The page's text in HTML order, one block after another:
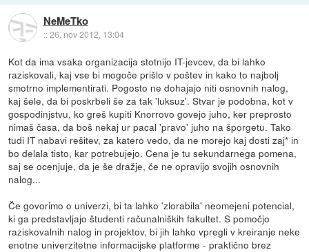
NeMeTko
::26. nov 2012, 13:04
Kot da ima vsaka organizacija stotnijo IT-jevcev, da bi lahko
raziskovali, kaj vse bi mogoče prišlo v poštev in kako to najbolj
smotrno implementirati. Pogosto ne dohajajo niti osnovnih nalog,
kaj šele, da bi poskrbeli še za tak 'luksuz'. Stvar je podobna, kot v
gospodinjstvu, ko greš kupiti Knorrovo govejo juho, ker preprosto
nimaš časa, da boš nekaj ur pacal 'pravo' juho na šporgetu. Tako
tudi IT nabavi rešitev, za katero vedo, da ne morejo kaj dosti zaj* in
bo delala tisto, kar potrebujejo. Cena je tu sekundarnega pomena,
saj se ocenjuje, da je še dražje, če ne opravijo svojih osnovnih
nalog...
Če govorimo o univerzi, bi ta lahko 'zlorabila' neomejeni potencial,
ki ga predstavljajo študenti računalniških fakultet. S pomočjo
raziskovalnih nalog in projektov, bi jih lahko vpregli v kreiranje neke
enotne univerzitetne informacijske platforme - praktično brez